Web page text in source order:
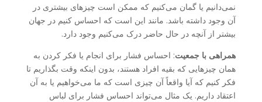
نمی‌دانیم یا گمان می‌کنیم که ممکن است چیزهای بیشتری در
آن وجود داشته باشد. مانند این است که احساس کنیم در جهان
بیشتر از آنچه در حال حاضر درک می‌کنیم وجود دارد.
همراهی با جمعیت: احساس فشار برای انجام یا فکر کردن به
همان چیزهایی که بقیه افراد هستند، بدون اینکه وقت بگذاریم تا
فکر کنیم که آیا واقعاً آن چیزی است که ما می‌خواهیم یا به آن
اعتقاد داریم. یک مثال می‌تواند احساس فشار برای لباس